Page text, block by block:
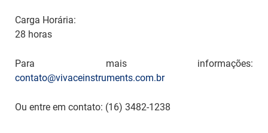
Carga Horária:
28 horas
Para mais informações:
contato@vivaceinstruments.com.br
Ou entre em contato: (16) 3482-1238